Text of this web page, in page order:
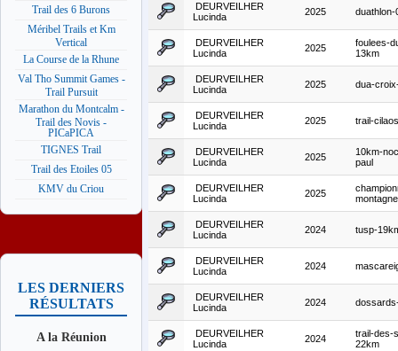
Trail des 6 Burons
Méribel Trails et Km
Vertical
La Course de la Rhune
Val Tho Summit Games -
Trail Pursuit
Marathon du Montcalm -
Trail des Novis -
PICaPICA
TIGNES Trail
Trail des Etoiles 05
KMV du Criou
LES DERNIERS
RÉSULTATS
A la Réunion
DEURVEILHER
Lucinda
2025 duathlon-
DEURVEILHER
Lucinda
2025
foulees-
13km
DEURVEILHER
Lucinda
2025 dua-
DEURVEILHER
Lucinda
2025 trail-
DEURVEILHER
Lucinda
2025
10km-
paul
DEURVEILHER
Lucinda
2025
DEURVEILHER
Lucinda
2024 tusp-
DEURVEILHER
Lucinda
2024
DEURVEILHER
Lucinda
2024
DEURVEILHER
Lucinda
2024
trail-des-
22km